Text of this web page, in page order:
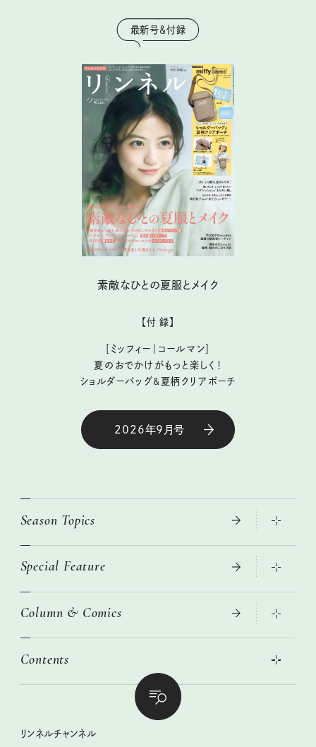
最新号＆付録
素敵なひとの夏服とメイク
【付 録】
［ミッフィー｜コールマン］
夏のおでかけがもっと楽しく！
ショルダーバッグ&夏柄クリアポーチ
2026年9月号
Season Topics
真夏のひんやりグッズ 2026
ニトリ・イケア・無印良品で賢くおしゃれなインテリア
絶品、お餅レシピ大集合！
世界のサンタさんに会って来た！
クラフトビール案内
Special Feature
2026年春夏 トレンドファッションニュース
女子旅おすすめスポット 暮らすように心地いいリンネル旅ガイ
幸せな老後のための リンネルマネー講座
私の住むまち、好きな場所。LOCAL LIFE REPORT
リンネル 暮らしの道具大賞
Column & Comics
ぐれいさん
明日もいい日になりますように
清水みさとの食いしんぼう寄り道サウナ
Contents
リンネルおしゃれファッションスナップ
リンネル暮らし部
リンネルチャンネル